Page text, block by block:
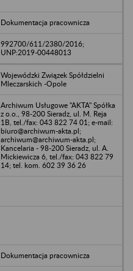
Dokumentacja pracownicza
992700/611/2380/2016;
UNP:2019-00448013
Wojewódzki Związek Spółdzielni
Mleczarskich -Opole
Archiwum Usługowe "AKTA" Spółka
z o.o., 98-200 Sieradz, ul. M. Reja
1B, tel./fax: 043 822 74 01; e-mail:
biuro@archiwum-akta.pl;
archiwum@archiwum-akta.pl;
Kancelaria - 98-200 Sieradz, ul. A.
Mickiewicza 6, tel./fax: 043 822 79
14; tel. kom. 602 39 36 26
Dokumentacja pracownicza